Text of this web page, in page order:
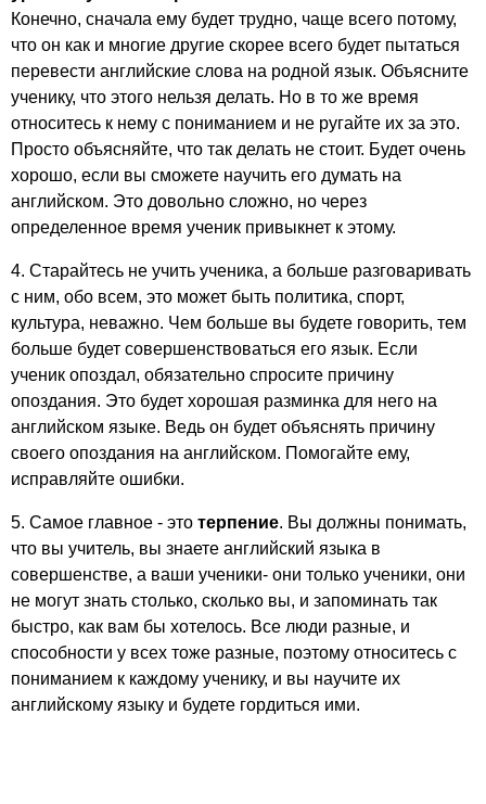
Конечно, сначала ему будет трудно, чаще всего потому,
что он как и многие другие скорее всего будет пытаться
перевести английские слова на родной язык. Объясните
ученику, что этого нельзя делать. Но в то же время
относитесь к нему с пониманием и не ругайте их за это.
Просто объясняйте, что так делать не стоит. Будет очень
хорошо, если вы сможете научить его думать на
английском. Это довольно сложно, но через
определенное время ученик привыкнет к этому.
4. Старайтесь не учить ученика, а больше разговаривать
с ним, обо всем, это может быть политика, спорт,
культура, неважно. Чем больше вы будете говорить, тем
больше будет совершенствоваться его язык. Если
ученик опоздал, обязательно спросите причину
опоздания. Это будет хорошая разминка для него на
английском языке. Ведь он будет объяснять причину
своего опоздания на английском. Помогайте ему,
исправляйте ошибки.
5. Самое главное - это терпение. Вы должны понимать,
что вы учитель, вы знаете английский языка в
совершенстве, а ваши ученики- они только ученики, они
не могут знать столько, сколько вы, и запоминать так
быстро, как вам бы хотелось. Все люди разные, и
способности у всех тоже разные, поэтому относитесь с
пониманием к каждому ученику, и вы научите их
английскому языку и будете гордиться ими.